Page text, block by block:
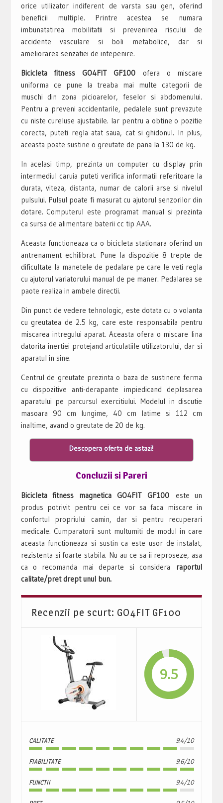
orice utilizator indiferent de varsta sau gen, oferind
beneficii multiple. Printre acestea se numara
imbunatatirea mobilitatii si prevenirea riscului de
accidente vasculare si boli metabolice, dar si
ameliorarea senzatiei de intepenire.
Bicicleta fitness GO4FIT GF100 ofera o miscare
uniforma ce pune la treaba mai multe categorii de
muschi din zona picioarelor, feselor si abdomenului.
Pentru a preveni accidentarile, pedalele sunt prevazute
cu niste cureluse ajustabile. Iar pentru a obtine o pozitie
corecta, puteti regla atat saua, cat si ghidonul. In plus,
aceasta poate sustine o greutate de pana la 130 de kg.
In acelasi timp, prezinta un computer cu display prin
intermediul caruia puteti verifica informatii referitoare la
durata, viteza, distanta, numar de calorii arse si nivelul
pulsului. Pulsul poate fi masurat cu ajutorul senzorilor din
dotare. Computerul este programat manual si prezinta
ca sursa de alimentare baterii cc tip AAA.
Aceasta functioneaza ca o bicicleta stationara oferind un
antrenament echilibrat. Pune la dispozitie 8 trepte de
dificultate la manetele de pedalare pe care le veti regla
cu ajutorul variatorului manual de pe maner. Pedalarea se
paote realiza in ambele directii.
Din punct de vedere tehnologic, este dotata cu o volanta
cu greutatea de 2.5 kg, care este responsabila pentru
miscarea intregului aparat. Aceasta ofera o miscare lina
datorita inertiei protejand articulatiile utilizatorului, dar si
aparatul in sine.
Centrul de greutate prezinta o baza de sustinere ferma
cu dispozitive anti-derapante impiedicand deplasarea
aparatului pe parcursul exercitiului. Modelul in discutie
masoara 90 cm lungime, 40 cm latime si 112 cm
inaltime, avand o greutate de 20 de kg.
Descopera oferta de astazi!
Concluzii si Pareri
Bicicleta fitness magnetica GO4FIT GF100 este un
produs potrivit pentru cei ce vor sa faca miscare in
confortul propriului camin, dar si pentru recuperari
medicale. Cumparatorii sunt multumiti de modul in care
aceasta functioneaza si sustin ca este usor de instalat,
rezistenta si foarte stabila. Nu au ce sa ii reproseze, asa
ca o recomanda mai departe si considera raportul
calitate/pret drept unul bun.
Recenzii pe scurt: GO4FIT GF100
9.5
CALITATE 9.4/10
FIABILITATE 9.6/10
FUNCTII 9.4/10